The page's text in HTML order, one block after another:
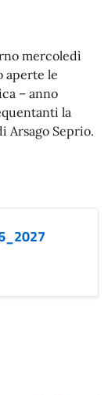
mercoledì
aperte le
– anno
la
Arsago Seprio.